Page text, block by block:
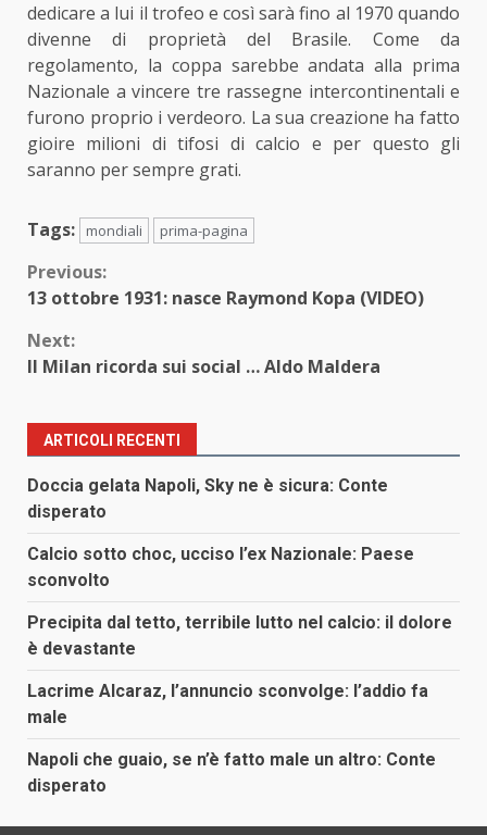
dedicare a lui il trofeo e così sarà fino al 1970 quando
divenne di proprietà del Brasile. Come da
regolamento, la coppa sarebbe andata alla prima
Nazionale a vincere tre rassegne intercontinentali e
furono proprio i verdeoro. La sua creazione ha fatto
gioire milioni di tifosi di calcio e per questo gli
saranno per sempre grati.
Tags: mondiali prima-pagina
Continue
Previous:
13 ottobre 1931: nasce Raymond Kopa (VIDEO)
Next:
Il Milan ricorda sui social … Aldo Maldera
ARTICOLI RECENTI
Doccia gelata Napoli, Sky ne è sicura: Conte
disperato
Calcio sotto choc, ucciso l’ex Nazionale: Paese
sconvolto
Precipita dal tetto, terribile lutto nel calcio: il dolore
è devastante
Lacrime Alcaraz, l’annuncio sconvolge: l’addio fa
male
Napoli che guaio, se n’è fatto male un altro: Conte
disperato